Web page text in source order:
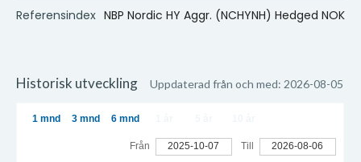
Referensindex NBP Nordic HY Aggr. (NCHYNH) Hedged NOK
Historisk utveckling Uppdaterad från och med: 2026-08-05
1 mnd 3 mnd 6 mnd
Från 2025-10-07 Till 2026-08-06